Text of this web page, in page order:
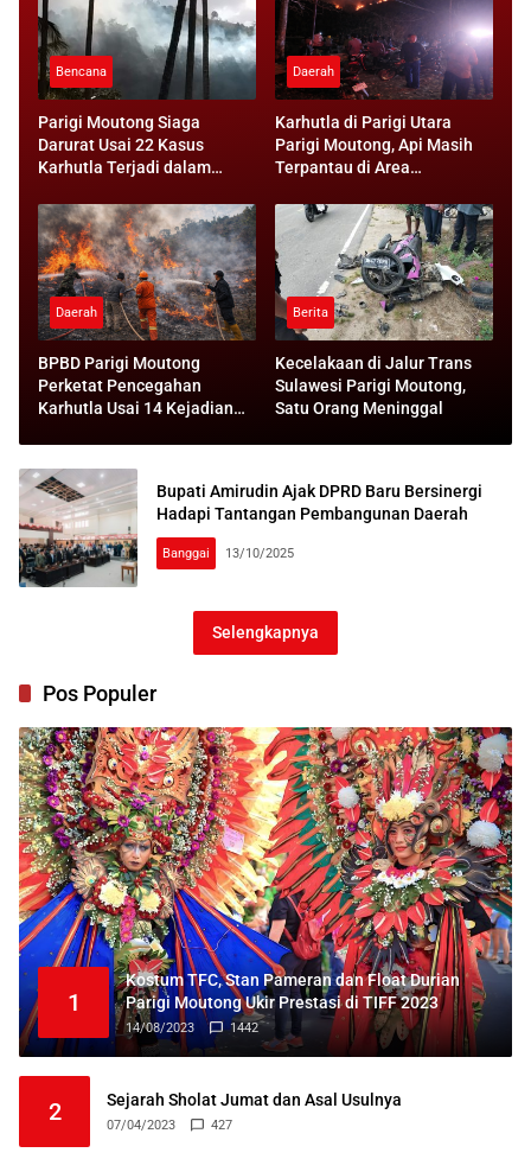
Bencana
Parigi Moutong Siaga
Darurat Usai 22 Kasus
Karhutla Terjadi dalam
Daerah
Karhutla di Parigi Utara
Parigi Moutong, Api Masih
Terpantau di Area
Daerah
BPBD Parigi Moutong
Perketat Pencegahan
Karhutla Usai 14 Kejadian
Berita
Kecelakaan di Jalur Trans
Sulawesi Parigi Moutong,
Satu Orang Meninggal
Bupati Amirudin Ajak DPRD Baru Bersinergi
Hadapi Tantangan Pembangunan Daerah
Banggai 13/10/2025
Selengkapnya
Pos Populer
1
Kostum TFC, Stan Pameran dan Float Durian
Parigi Moutong Ukir Prestasi di TIFF 2023
14/08/2023 1442
2 Sejarah Sholat Jumat dan Asal Usulnya
07/04/2023 427